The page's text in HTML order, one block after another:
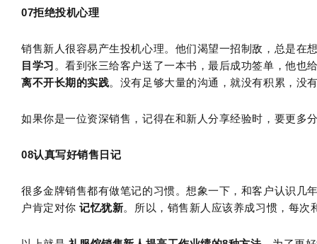
07拒绝投机心理
销售新人很容易产生投机心理。他们渴望一招制敌，总是在
目学习。看到张三给客户送了一本书，最后成功签单，他
离不开长期的实践。没有足够大量的沟通，就没有积累，没
如果你是一位资深销售，记得在和新人分享经验时，要更多
08认真写好销售日记
很多金牌销售都有做笔记的习惯。想象一下，和客户认识几
户肯定对你记忆犹新。所以，销售新人应该养成习惯，每